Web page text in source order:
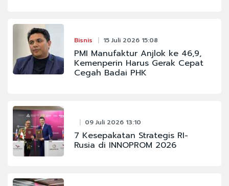
Bisnis 15 Juli 2026 15:08
PMI Manufaktur Anjlok ke 46,9,
Kemenperin Harus Gerak Cepat
Cegah Badai PHK
09 Juli 2026 13:10
7 Kesepakatan Strategis RI-
Rusia di INNOPROM 2026